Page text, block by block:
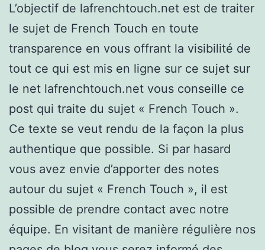
L’objectif de lafrenchtouch.net est de traiter
le sujet de French Touch en toute
transparence en vous offrant la visibilité de
tout ce qui est mis en ligne sur ce sujet sur
le net lafrenchtouch.net vous conseille ce
post qui traite du sujet « French Touch ».
Ce texte se veut rendu de la façon la plus
authentique que possible. Si par hasard
vous avez envie d’apporter des notes
autour du sujet « French Touch », il est
possible de prendre contact avec notre
équipe. En visitant de manière régulière nos